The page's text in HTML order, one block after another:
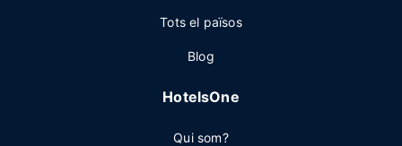
Tots el països
Blog
HotelsOne
Qui som?